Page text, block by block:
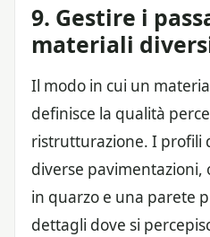
9. Gestire i
materiali
Il modo in cui un
definisce la qualità
ristrutturazione. I profili
diverse pavimentazioni,
in quarzo e una parete
dettagli dove si